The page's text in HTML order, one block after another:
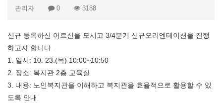
관리자 0 3188
신규 등록하신 어르신을 모시고 3/4분기 신규오리엔테이션을 진행
하고자 합니다.
1. 일시: 10. 23.(목) 10:00~10:50
2. 장소: 복지관 2층 교육실
3. 내용: 노인복지관을 이해하고 복지관을 효율적으로 활용할 수 있
도록 안내